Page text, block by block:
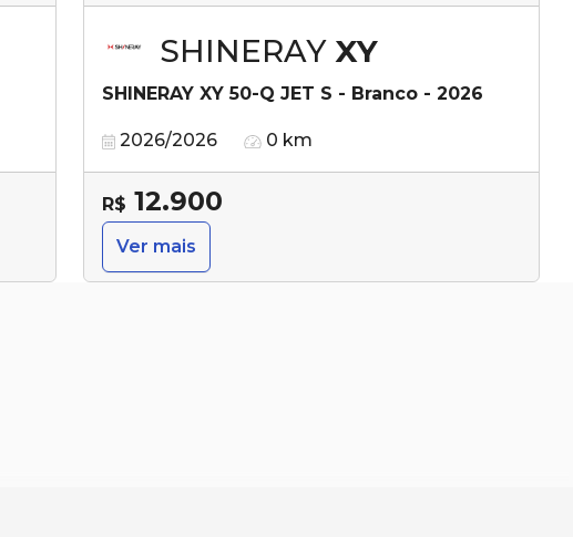
SHINERAY XY
SHINERAY XY 50-Q JET S - Branco - 2026
2026/2026 0 km
R$ 12.900
Ver mais